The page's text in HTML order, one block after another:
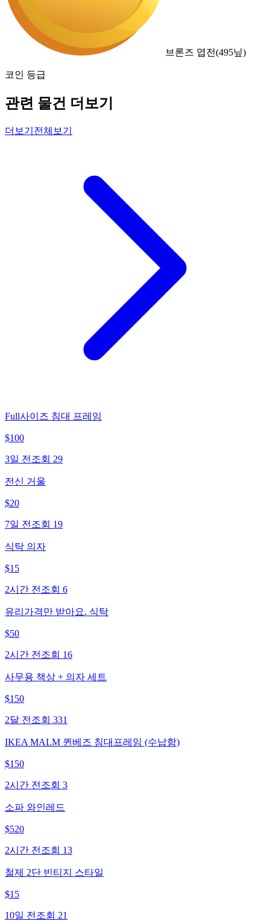
브론즈 엽전(495닢)
코인 등급
관련 물건 더보기
더보기 전체보기
Full사이즈 침대 프레임
$100
3일 전 조회 29
전신 거울
$20
7일 전 조회 19
식탁 의자
$15
2시간 전 조회 6
유리가격만 받아요. 식탁
$50
2시간 전 조회 16
사무용 책상 + 의자 세트
$150
2달 전 조회 331
IKEA MALM 퀸베즈 침대프레임 (수납함)
$150
2시간 전 조회 3
소파 와인레드
$520
2시간 전 조회 13
철제 2단 빈티지 스타일
$15
10일 전 조회 21